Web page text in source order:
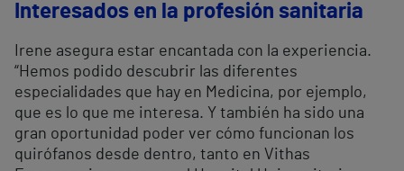
Interesados en la profesión sanitaria
Irene asegura estar encantada con la experiencia.
“Hemos podido descubrir las diferentes
especialidades que hay en Medicina, por ejemplo,
que es lo que me interesa. Y también ha sido una
gran oportunidad poder ver cómo funcionan los
quirófanos desde dentro, tanto en Vithas